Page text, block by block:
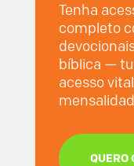
Tenha
completo
bíblica —
acesso
QUERO